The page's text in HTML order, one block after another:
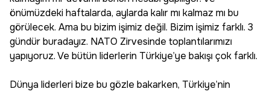
önümüzdeki haftalarda, aylarda kalır mı kalmaz mı bu
görülecek. Ama bu bizim işimiz değil. Bizim işimiz farklı. 3
gündür buradayız. NATO Zirvesinde toplantılarımızı
yapıyoruz. Ve bütün liderlerin Türkiye’ye bakışı çok farklı.
Dünya liderleri bize bu gözle bakarken, Türkiye’nin